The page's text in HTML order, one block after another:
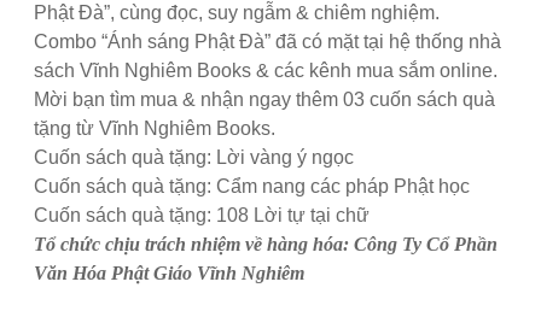
Phật Đà”, cùng đọc, suy ngẫm & chiêm nghiệm.
Combo “Ánh sáng Phật Đà” đã có mặt tại hệ thống nhà
sách Vĩnh Nghiêm Books & các kênh mua sắm online.
Mời bạn tìm mua & nhận ngay thêm 03 cuốn sách quà
tặng từ Vĩnh Nghiêm Books.
Cuốn sách quà tặng: Lời vàng ý ngọc
Cuốn sách quà tặng: Cẩm nang các pháp Phật học
Cuốn sách quà tặng: 108 Lời tự tại chữ
Tổ chức chịu trách nhiệm về hàng hóa: Công Ty Cổ Phần
Văn Hóa Phật Giáo Vĩnh Nghiêm